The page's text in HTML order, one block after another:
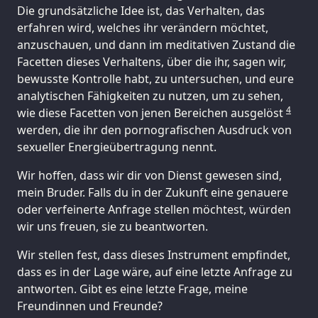
Die grundsätzliche Idee ist, das Verhalten, das
erfahren wird, welches ihr verändern möchtet,
anzuschauen, und dann im meditativen Zustand die
Facetten dieses Verhaltens, über die ihr, sagen wir,
bewusste Kontrolle habt, zu untersuchen, und eure
analytischen Fähigkeiten zu nutzen, um zu sehen,
wie diese Facetten von jenen Bereichen ausgelöst 4
werden, die ihr den pornografischen Ausdruck von
sexueller Energieübertragung nennt.
Wir hoffen, dass wir dir von Dienst gewesen sind,
mein Bruder. Falls du in der Zukunft eine genauere
oder verfeinerte Anfrage stellen möchtest, würden
wir uns freuen, sie zu beantworten.
Wir stellen fest, dass dieses Instrument empfindet,
dass es in der Lage wäre, auf eine letzte Anfrage zu
antworten. Gibt es eine letzte Frage, meine
Freundinnen und Freunde?